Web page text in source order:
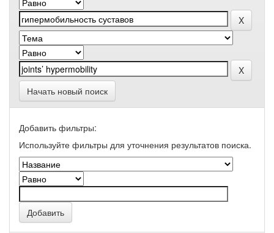
Начать новый поиск
Добавить фильтры:
Используйте фильтры для уточнения результатов поиска.